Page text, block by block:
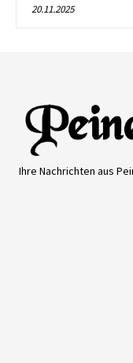
20.11.2025
Ihre Nachrichten aus